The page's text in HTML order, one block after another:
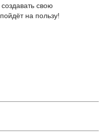
свою
на пользу!